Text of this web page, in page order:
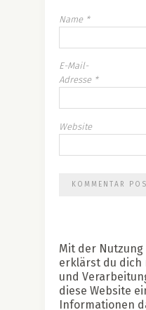
Name *
E-Mail-
Adresse *
Website
Mit der Nutzung
erklärst du dich
und
diese Website
Informationen